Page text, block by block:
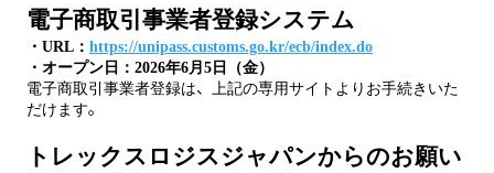
電子商取引事業者登録システム
・ URL ： https://unipass.customs.go.kr/ecb/index.do
・ オープン日： 2026年6月 5 日（金）
電子商取引事業者登録は、上記の専用サイトよりお手続きいた
だけます。
トレックスロジスジャパンからのお願い